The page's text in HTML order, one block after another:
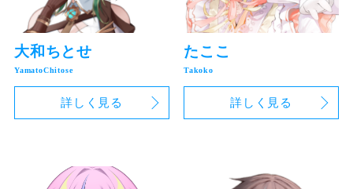
大和ちとせ
詳しく見る
たここ
詳しく見る